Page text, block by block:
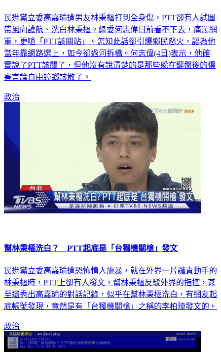
民進黨立委高嘉瑜遭男友林秉樞打到全身傷，PTT卻有人試圖
帶風向護航、洗白林秉樞。綠委何志偉日前看不下去，痛罵網
軍，更嗆「PTT該關站」。怎知此話卻引爆鄉民怒火，認為他
當年靠網路選上，如今卻過河拆橋。何志偉(4日)表示，他確
實說了PTT該關了，但他沒有說清楚的是那些躲在鍵盤後的傷
害言論自由蟑螂該散了。
政治
幫林秉樞洗白？ PTT起底是「台獨機關槍」發文
民進黨立委高嘉瑜遭恐怖情人施暴，就在外界一片譴責動手的
林秉樞時，PTT上卻有人發文，幫林秉樞反駁外界的指控，甚
至還秀出高嘉瑜的對話記錄，似乎在幫林秉樞洗白，有網友起
底帳號發現，竟然是有「台獨機關槍」之稱的李柏璋發文的。
政治